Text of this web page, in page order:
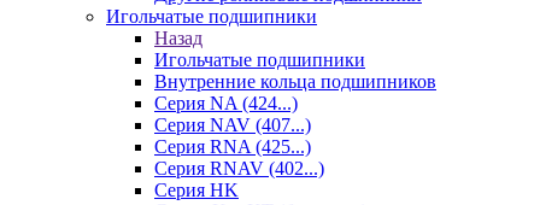
Игольчатые подшипники
Назад
Игольчатые подшипники
Внутренние кольца подшипников
Серия NA (424...)
Серия NAV (407...)
Серия RNA (425...)
Серия RNAV (402...)
Серия HK